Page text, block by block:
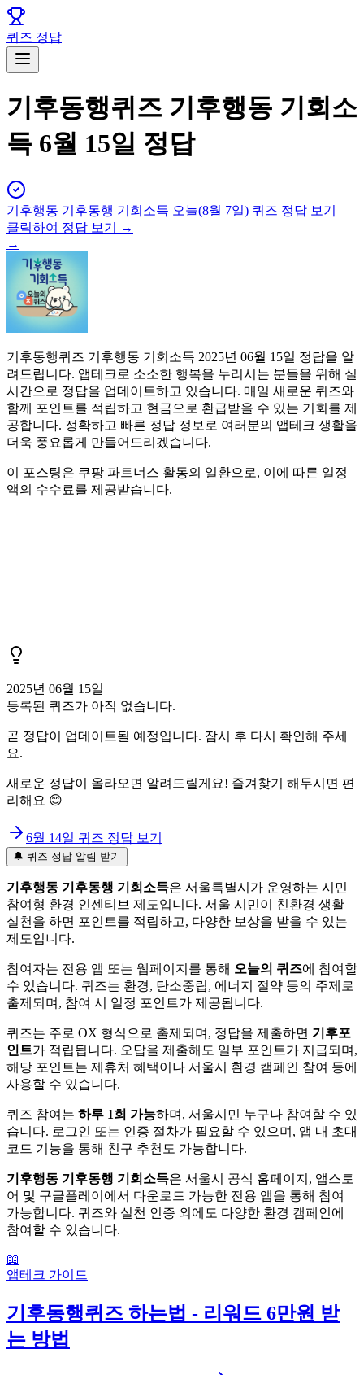
퀴즈 정답
기후동행퀴즈 기후행동 기회소
득 6월 15일 정답
기후행동 기후동행 기회소득 오늘(8월 7일) 퀴즈 정답 보기
클릭하여 정답 보기 →
→
기후동행퀴즈 기후행동 기회소득 2025년 06월 15일 정답을 알
려드립니다. 앱테크로 소소한 행복을 누리시는 분들을 위해 실
시간으로 정답을 업데이트하고 있습니다. 매일 새로운 퀴즈와
함께 포인트를 적립하고 현금으로 환급받을 수 있는 기회를 제
공합니다. 정확하고 빠른 정답 정보로 여러분의 앱테크 생활을
더욱 풍요롭게 만들어드리겠습니다.
이 포스팅은 쿠팡 파트너스 활동의 일환으로, 이에 따른 일정
액의 수수료를 제공받습니다.
2025년 06월 15일
등록된 퀴즈가 아직 없습니다.
곧 정답이 업데이트될 예정입니다. 잠시 후 다시 확인해 주세
요.
새로운 정답이 올라오면 알려드릴게요! 즐겨찾기 해두시면 편
리해요 😊
6월 14일 퀴즈 정답 보기
🔔 퀴즈 정답 알림 받기
기후행동 기후동행 기회소득은 서울특별시가 운영하는 시민
참여형 환경 인센티브 제도입니다. 서울 시민이 친환경 생활
실천을 하면 포인트를 적립하고, 다양한 보상을 받을 수 있는
제도입니다.
참여자는 전용 앱 또는 웹페이지를 통해 오늘의 퀴즈에 참여할
수 있습니다. 퀴즈는 환경, 탄소중립, 에너지 절약 등의 주제로
출제되며, 참여 시 일정 포인트가 제공됩니다.
퀴즈는 주로 OX 형식으로 출제되며, 정답을 제출하면 기후포
인트가 적립됩니다. 오답을 제출해도 일부 포인트가 지급되며,
해당 포인트는 제휴처 혜택이나 서울시 환경 캠페인 참여 등에
사용할 수 있습니다.
퀴즈 참여는 하루 1회 가능하며, 서울시민 누구나 참여할 수 있
습니다. 로그인 또는 인증 절차가 필요할 수 있으며, 앱 내 초대
코드 기능을 통해 친구 추천도 가능합니다.
기후행동 기후동행 기회소득은 서울시 공식 홈페이지, 앱스토
어 및 구글플레이에서 다운로드 가능한 전용 앱을 통해 참여
가능합니다. 퀴즈와 실천 인증 외에도 다양한 환경 캠페인에
참여할 수 있습니다.
📖
앱테크 가이드
기후동행퀴즈 하는법 - 리워드 6만원 받
는 방법